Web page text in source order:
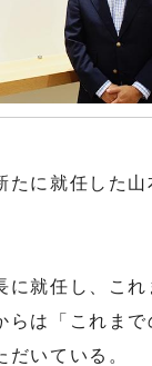
たに就任した
就任し、これ
らは「これま
だいている。